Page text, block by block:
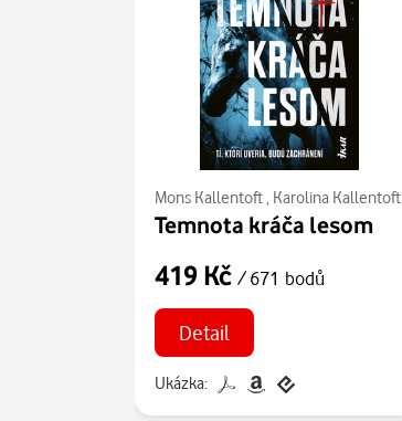
Mons Kallentoft, Karolina Kallentoft
Temnota kráča lesom
419 Kč / 671 bodů
Detail
Ukázka: